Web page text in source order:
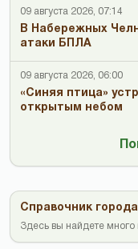
09 августа 2026, 07:14
В Набережных
атаки БПЛА
09 августа 2026, 06:00
«Синяя птица»
открытым небом
Справочник города
Здесь вы найдете